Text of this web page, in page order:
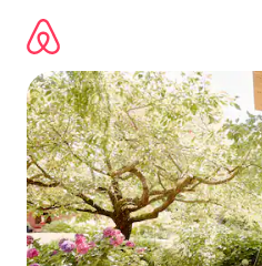
contenido